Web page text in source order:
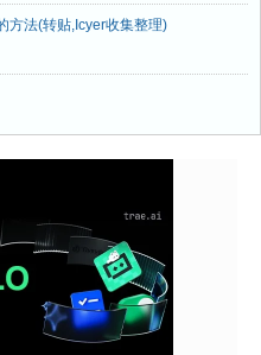
方法(转贴,Icyer收集整理)